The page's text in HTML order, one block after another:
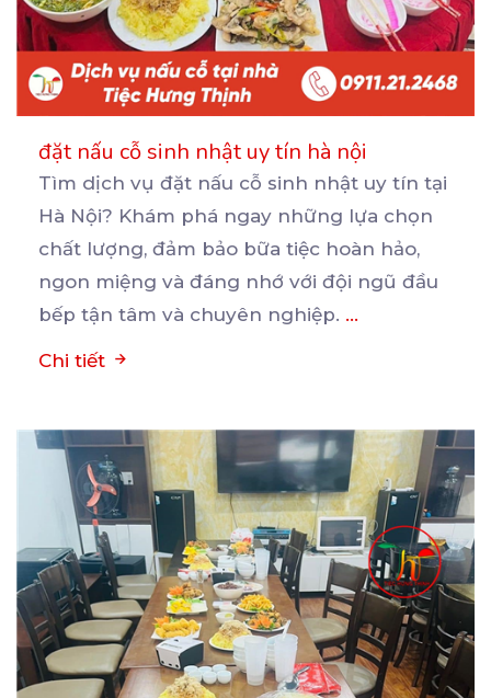
đặt nấu cỗ sinh nhật uy tín hà nội
Tìm dịch vụ đặt nấu cỗ sinh nhật uy tín tại
Hà Nội? Khám phá ngay những lựa chọn
chất lượng, đảm bảo bữa tiệc hoàn hảo,
ngon miệng và đáng nhớ với đội ngũ đầu
bếp tận tâm và chuyên nghiệp. ...
Chi tiết